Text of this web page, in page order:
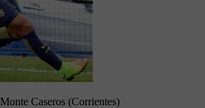
Monte Caseros (Corrientes)